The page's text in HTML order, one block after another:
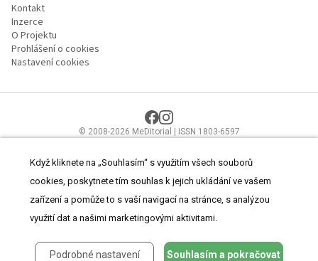
Kontakt
Inzerce
O Projektu
Prohlášení o cookies
Nastavení cookies
© 2008-2026 MeDitorial | ISSN 1803-6597
zdravotnictví.Čtěte prohlášeníaZásady zpracování osobních údajů
Když kliknete na „Souhlasím“ s využitím všech souborů
cookies, poskytnete tím souhlas k jejich ukládání ve vašem
zařízení a pomůže to s vaší navigací na stránce, s analýzou
využití dat a našimi marketingovými aktivitami.
Podrobné nastavení Souhlasím a pokračovat